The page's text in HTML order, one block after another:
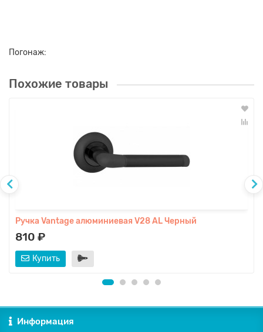
Погонаж:
Похожие товары
Ручка Vantage алюминиевая V28 AL Черный
810 ₽
Купить
Информация